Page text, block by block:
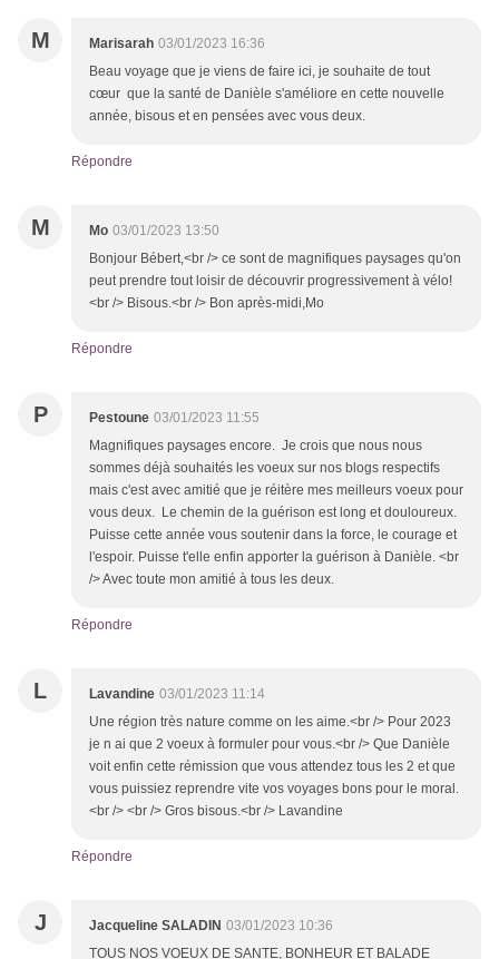
M Marisarah 03/01/2023 16:36
Beau voyage que je viens de faire ici, je souhaite de tout
cœur que la santé de Danièle s'améliore en cette nouvelle
année, bisous et en pensées avec vous deux.
Répondre
M Mo 03/01/2023 13:50
Bonjour Bébert,<br /> ce sont de magnifiques paysages qu'on
peut prendre tout loisir de découvrir progressivement à vélo!
<br /> Bisous.<br /> Bon après-midi,Mo
Répondre
P Pestoune 03/01/2023 11:55
Magnifiques paysages encore. Je crois que nous nous
sommes déjà souhaités les voeux sur nos blogs respectifs
mais c'est avec amitié que je réitère mes meilleurs voeux pour
vous deux. Le chemin de la guérison est long et douloureux.
Puisse cette année vous soutenir dans la force, le courage et
l'espoir. Puisse t'elle enfin apporter la guérison à Danièle. <br
/> Avec toute mon amitié à tous les deux.
Répondre
L Lavandine 03/01/2023 11:14
Une région très nature comme on les aime.<br /> Pour 2023
je n ai que 2 voeux à formuler pour vous.<br /> Que Danièle
voit enfin cette rémission que vous attendez tous les 2 et que
vous puissiez reprendre vite vos voyages bons pour le moral.
<br /> <br /> Gros bisous.<br /> Lavandine
Répondre
J Jacqueline SALADIN 03/01/2023 10:36
TOUS NOS VOEUX DE SANTE, BONHEUR ET BALADE